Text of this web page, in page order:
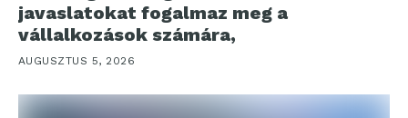
javaslatokat fogalmaz meg a
vállalkozások számára,
AUGUSZTUS 5, 2026